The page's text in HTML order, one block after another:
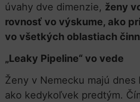
úvahy dve dimenzie, ženy
rovnosť vo výskume, ako
vo všetkých oblastiach
„Leaky Pipeline“ vo vede
Ženy v Nemecku majú dnes
ako kedykoľvek predtým.